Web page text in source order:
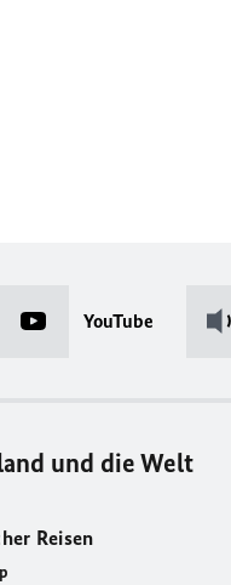
YouTube
und die Welt
Reisen